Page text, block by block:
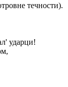
течности).
ударци!